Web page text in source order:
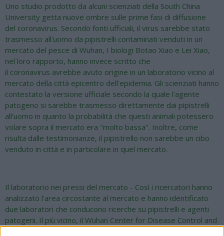
Uno studio prodotto da alcuni scienziati della South China
University getta nuove ombre sulle prime fasi di diffusione
del coronavirus. Secondo fonti ufficiali, il virus sarebbe stato
trasmesso all'uomo da pipistrelli contaminati venduti in un
mercato del pesce di Wuhan, I biologi Botao Xiao e Lei Xiao,
nel loro rapporto, hanno invece scritto che
il coronavirus avrebbe avuto origine in un laboratorio vicino al
mercato della città epicentro dell'epidemia. Gli scienziati hanno
contestato la versione ufficiale secondo la quale l'agente
patogeno si sarebbe trasmesso direttamente dai pipistrelli
all'uomo in quanto la probabilità che questi animali potessero
volare sopra il mercato era "molto bassa". Inoltre, come
risulta dalle testimonianze, il pipistrello non sarebbe un cibo
venduto in città e in particolare in quel mercato.
Il laboratorio nei pressi del mercato - Così i ricercatori hanno
analizzato l'area circostante al mercato e hanno identificato
due laboratori che conducono ricerche su pipistrelli e agenti
patogeni. Il più vicino, il Wuhan Center for Disease Control and